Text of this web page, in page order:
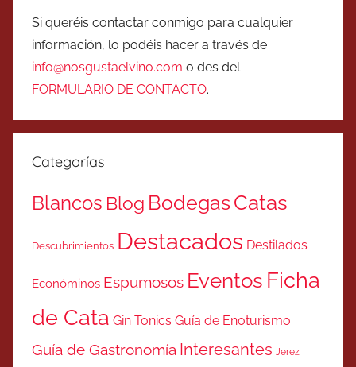
Si queréis contactar conmigo para cualquier
información, lo podéis hacer a través de
info@nosgustaelvino.com o des del
FORMULARIO DE CONTACTO.
Categorías
Blancos Blog BodegasCatas
Descubrimientos Destacados Destilados
Económinos Espumosos Eventos Ficha
de Cata Gin Tonics Guía de Enoturismo
Guía de Gastronomía Interesantes Jerez